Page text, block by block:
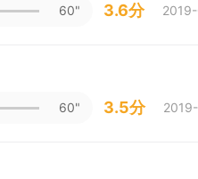
60" 3.6分
60" 3.5分